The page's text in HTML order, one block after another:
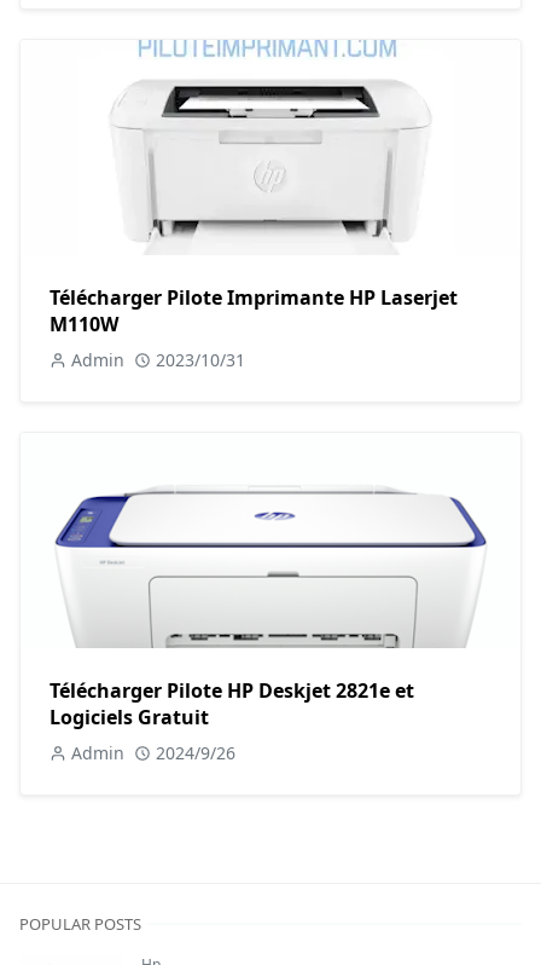
Télécharger Pilote Imprimante HP Laserjet
M110W
Admin 2023/10/31
Télécharger Pilote HP Deskjet 2821e et
Logiciels Gratuit
Admin 2024/9/26
POPULAR POSTS